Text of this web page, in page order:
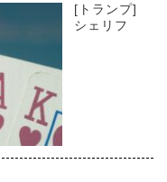
[トランプ]
シェリフ